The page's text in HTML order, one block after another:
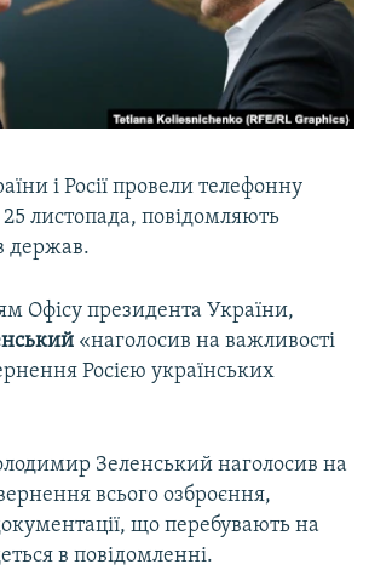
КРИМУ
і Росії провели телефонну
25 листопада, повідомляють
держав.
Офісу президента України,
«наголосив на важливості
Росією українських
Зеленський наголосив на
всього озброєння,
що перебувають на
в повідомленні.